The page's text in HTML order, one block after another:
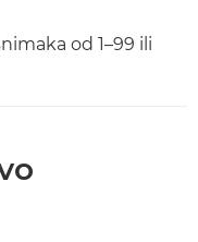
od 1–99 ili